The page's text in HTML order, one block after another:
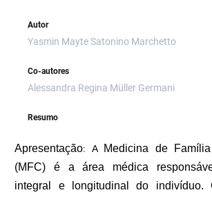
Autor
Yasmin Mayte Satonino Marchetto
Co-autores
Alessandra Regina Müller Germani
Resumo
Apresentação: A
Medicina de
(MFC) é a área médica
integral e longitudinal do indivíduo.